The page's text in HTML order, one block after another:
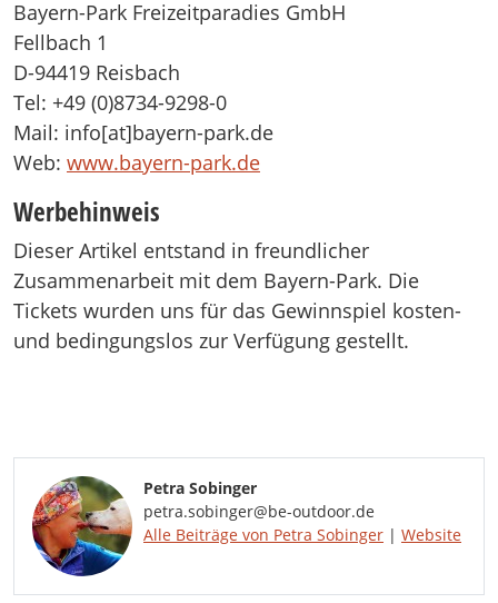
Bayern-Park Freizeitparadies GmbH
Fellbach 1
D-94419 Reisbach
Tel: +49 (0)8734-9298-0
Mail: info[at]bayern-park.de
Web: www.bayern-park.de
Werbehinweis
Dieser Artikel entstand in freundlicher
Zusammenarbeit mit dem Bayern-Park. Die
Tickets wurden uns für das Gewinnspiel kosten-
und bedingungslos zur Verfügung gestellt.
Petra Sobinger
petra.sobinger@be-outdoor.de
Alle Beiträge von Petra Sobinger | Website